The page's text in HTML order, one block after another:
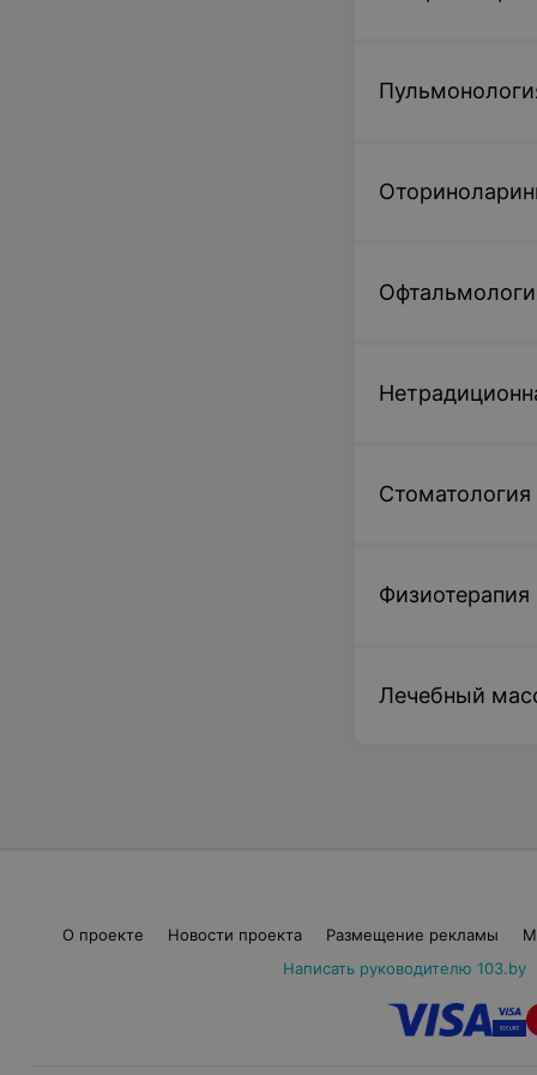
Стоматология
Физиотерапия
Лечебный
О проекте Новости проекта Размещение рекламы
Написать руководителю 103.by